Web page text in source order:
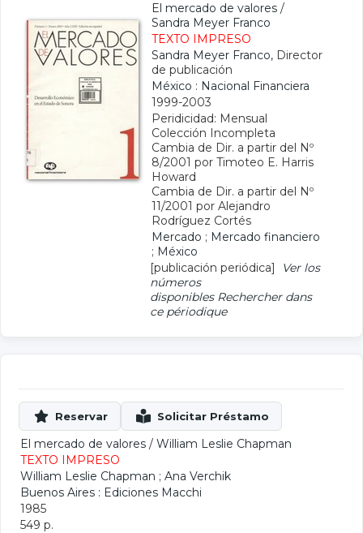
El mercado de valores /
Sandra Meyer Franco
TEXTO IMPRESO
Sandra Meyer Franco, Director
de publicación
México : Nacional Financiera
1999-2003
Peridicidad: Mensual
Colección Incompleta
Cambia de Dir. a partir del Nº
8/2001 por Timoteo E. Harris
Howard
Cambia de Dir. a partir del Nº
11/2001 por Alejandro
Rodríguez Cortés
Mercado ; Mercado financiero
; México
[publicación periódica]
Ver los
números
disponibles Rechercher dans
ce périodique
El mercado de valores / William Leslie Chapman
TEXTO IMPRESO
William Leslie Chapman ; Ana Verchik
Buenos Aires : Ediciones Macchi
1985
549 p.